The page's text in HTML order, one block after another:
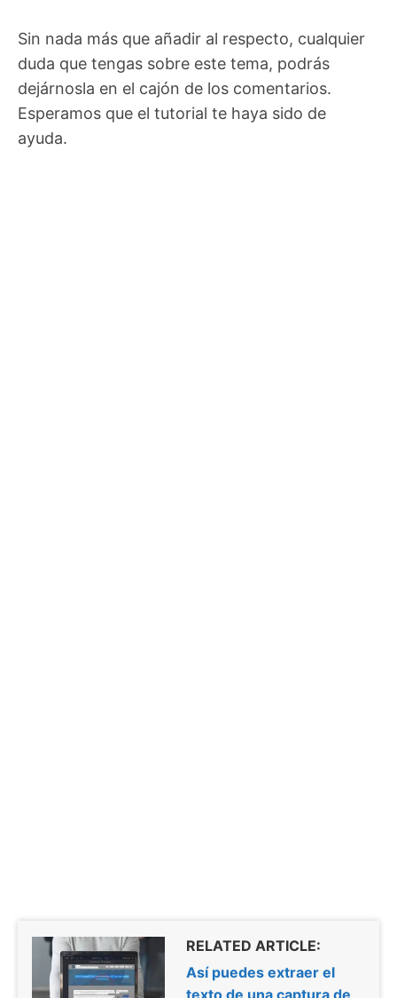
Sin nada más que añadir al respecto, cualquier
duda que tengas sobre este tema, podrás
dejárnosla en el cajón de los comentarios.
Esperamos que el tutorial te haya sido de
ayuda.
RELATED ARTICLE:
Así puedes extraer el
texto de una captura de